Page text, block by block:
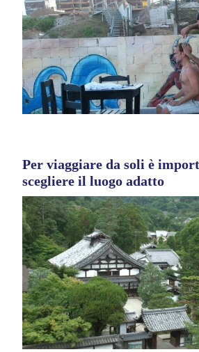
Per viaggiare da soli è
scegliere il luogo adatto